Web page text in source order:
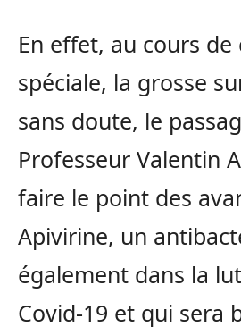
En effet, au cours de
spéciale, la grosse
sans doute, le
Professeur Valentin
faire le point des
Apivirine, un
également dans la
Covid-19 et qui sera